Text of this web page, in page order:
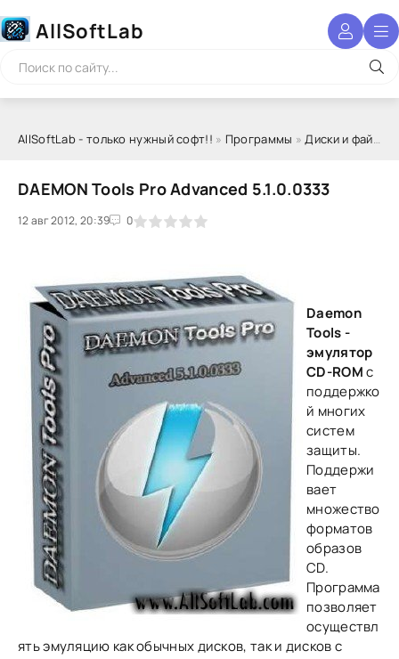
AllSoftLab
AllSoftLab - только нужный софт!! » Программы »Диски и файлы
DAEMON Tools Pro Advanced 5.1.0.0333
12 авг 2012, 20:39 0
1 2 3 4 5
Daemon
Tools -
эмулятор
СD-ROMс
поддержко
й многих
систем
защиты.
Поддержи
вает
множество
форматов
образов
CD.
Программа
позволяет
осуществл
ять эмуляцию как обычных дисков, так и дисков с